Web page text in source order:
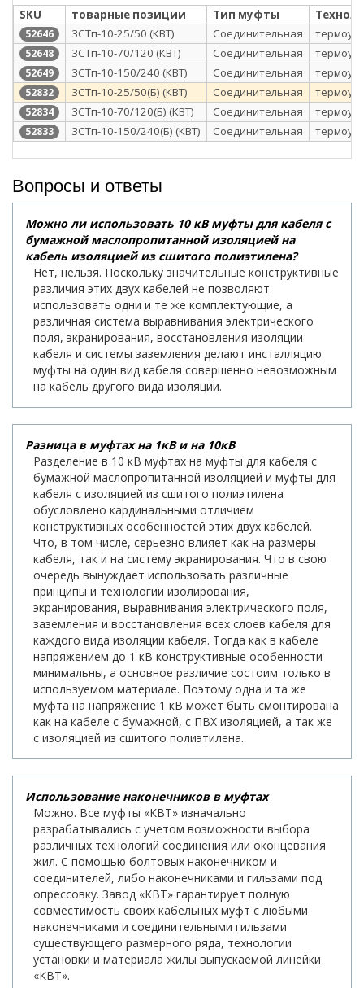
SKU товарные позиции Тип муфты
52646 3СТп-10-25/50 (КВТ) Соединительная
52648 3СТп-10-70/120 (КВТ) Соединительная
52649 3СТп-10-150/240 (КВТ) Соединительная
52832 3СТп-10-25/50(Б) (КВТ) Соединительная
52834 3СТп-10-70/120(Б) (КВТ) Соединительная
52833 3СТп-10-150/240(Б) (КВТ) Соединительная
Вопросы и ответы
Можно ли использовать 10 кВ муфты для кабеля с
бумажной маслопропитанной изоляцией на
кабель изоляцией из сшитого полиэтилена?
Нет, нельзя. Поскольку значительные конструктивные
различия этих двух кабелей не позволяют
использовать одни и те же комплектующие, а
различная система выравнивания электрического
поля, экранирования, восстановления изоляции
кабеля и системы заземления делают инсталляцию
муфты на один вид кабеля совершенно невозможным
на кабель другого вида изоляции.
Разница в муфтах на 1кВ и на 10кВ
Разделение в 10 кВ муфтах на муфты для кабеля с
бумажной маслопропитанной изоляцией и муфты для
кабеля с изоляцией из сшитого полиэтилена
обусловлено кардинальными отличием
конструктивных особенностей этих двух кабелей.
Что, в том числе, серьезно влияет как на размеры
кабеля, так и на систему экранирования. Что в свою
очередь вынуждает использовать различные
принципы и технологии изолирования,
экранирования, выравнивания электрического поля,
заземления и восстановления всех слоев кабеля для
каждого вида изоляции кабеля. Тогда как в кабеле
напряжением до 1 кВ конструктивные особенности
минимальны, а основное различие состоим только в
используемом материале. Поэтому одна и та же
муфта на напряжение 1 кВ может быть смонтирована
как на кабеле с бумажной, с ПВХ изоляцией, а так же
с изоляцией из сшитого полиэтилена.
Использование наконечников в муфтах
Можно. Все муфты «КВТ» изначально
разрабатывались с учетом возможности выбора
различных технологий соединения или оконцевания
жил. С помощью болтовых наконечником и
соединителей, либо наконечниками и гильзами под
опрессовку. Завод «КВТ» гарантирует полную
совместимость своих кабельных муфт с любыми
наконечниками и соединительными гильзами
существующего размерного ряда, технологии
установки и материала жилы выпускаемой линейки
«КВТ».